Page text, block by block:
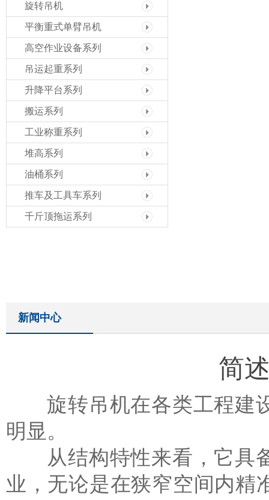
旋转吊机
平衡重式单臂吊机
高空作业设备系列
吊运起重系列
升降平台系列
搬运系列
工业称重系列
堆高系列
油桶系列
推车及工具车系列
千斤顶拖运系列
新闻中心
简
旋转吊机在各类工程建设
明显。
从结构特性来看，它具备
业，无论是在狭窄空间内精